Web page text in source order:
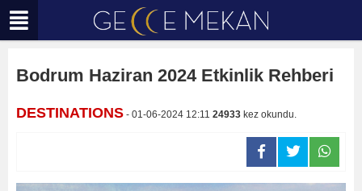
Bodrum Haziran 2024 Etkinlik Rehberi
DESTINATIONS - 01-06-2024 12:11 24933 kez okundu.